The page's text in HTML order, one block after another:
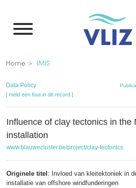
naar
inhoud
gaan
Kruimelpad
Home IMIS
Data Policy
[ meld een fout in dit record ]
Influence of clay tectonics in
installation
www.blauwecluster.be/project/clay-tectonics
Originele titel : Invloed van kleitektoniek in
installatie van offshore windfunderingen